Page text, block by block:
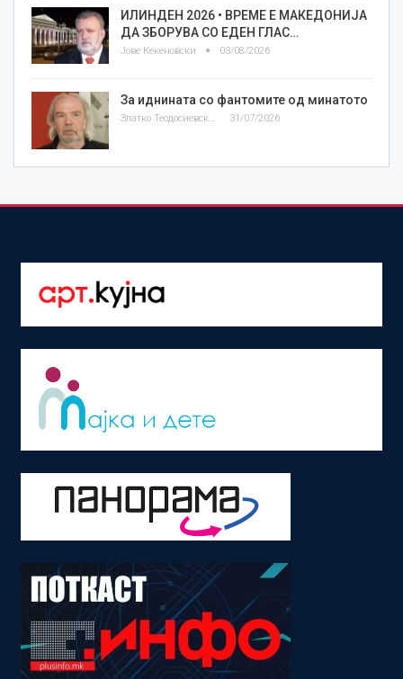
ИЛИНДЕН 2026 • ВРЕМЕ Е МАКЕДОНИЈА
ДА ЗБОРУВА СО ЕДЕН ГЛАС…
Јове Кекеновски 03/08/2026
За иднината со фантомите од минатото
Златко Теодосиевски 31/07/2026